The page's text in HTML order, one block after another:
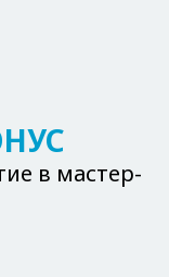
в мастер-